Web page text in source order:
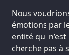
Nous
émotions par
entité qui
cherche pas à